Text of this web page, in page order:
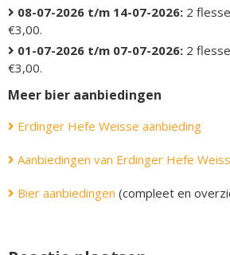
08-07-2026 t/m 14-07-2026: 2
€3,00.
01-07-2026 t/m 07-07-2026: 2
€3,00.
Meer bier aanbiedingen
Erdinger Hefe Weisse aanbieding
Aanbiedingen van Erdinger Hefe
Bier aanbiedingen (compleet en